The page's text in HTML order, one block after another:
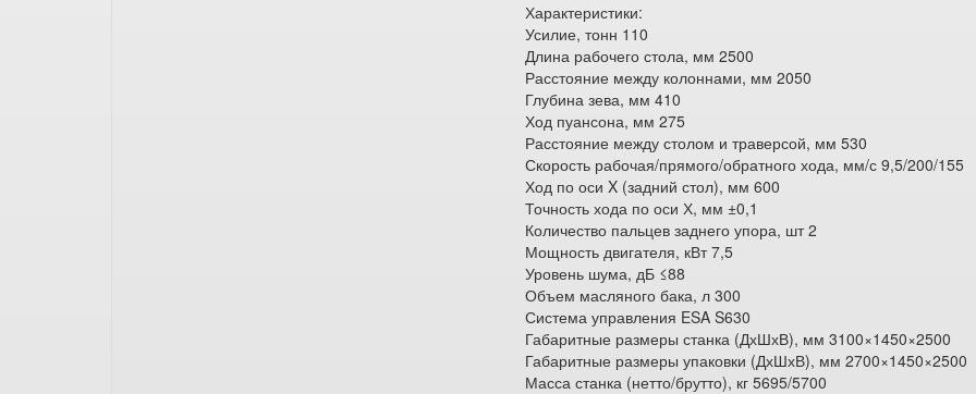
Характеристики:
Усилие, тонн 110
Длина рабочего стола, мм 2500
Расстояние между колоннами, мм 2050
Глубина зева, мм 410
Ход пуансона, мм 275
Расстояние между столом и траверсой, мм 530
Скорость рабочая/прямого/обратного хода, мм/с 9,5/200/155
Ход по оси X (задний стол), мм 600
Точность хода по оси Х, мм ±0,1
Количество пальцев заднего упора, шт 2
Мощность двигателя, кВт 7,5
Уровень шума, дБ ≤88
Объем масляного бака, л 300
Система управления ESA S630
Габаритные размеры станка (ДхШхВ), мм 3100×1450×2500
Габаритные размеры упаковки (ДхШхВ), мм 2700×1450×2500
Масса станка (нетто/брутто), кг 5695/5700